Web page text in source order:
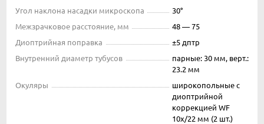
Угол наклона насадки микроскопа
30°
Межзрачковое расстояние, мм
48 — 75
Диоптрийная поправка
±5 дптр
Внутренний диаметр тубусов
парные: 30 мм, верт.:
23.2 мм
Окуляры
широкопольные с
диоптрийной
коррекцией WF
10х/22 мм (2 шт.)